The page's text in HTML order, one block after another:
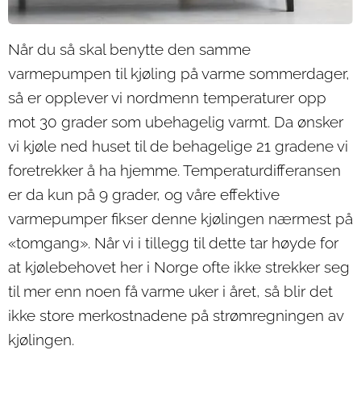
Når du så skal benytte den samme
varmepumpen til kjøling på varme sommerdager,
så er opplever vi nordmenn temperaturer opp
mot 30 grader som ubehagelig varmt. Da ønsker
vi kjøle ned huset til de behagelige 21 gradene vi
foretrekker å ha hjemme. Temperaturdifferansen
er da kun på 9 grader, og våre effektive
varmepumper fikser denne kjølingen nærmest på
«tomgang». Når vi i tillegg til dette tar høyde for
at kjølebehovet her i Norge ofte ikke strekker seg
til mer enn noen få varme uker i året, så blir det
ikke store merkostnadene på strømregningen av
kjølingen.